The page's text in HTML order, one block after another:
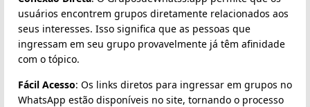
usuários encontrem grupos diretamente relacionados aos
seus interesses. Isso significa que as pessoas que
ingressam em seu grupo provavelmente já têm afinidade
com o tópico.
Fácil Acesso: Os links diretos para ingressar em grupos no
WhatsApp estão disponíveis no site, tornando o processo